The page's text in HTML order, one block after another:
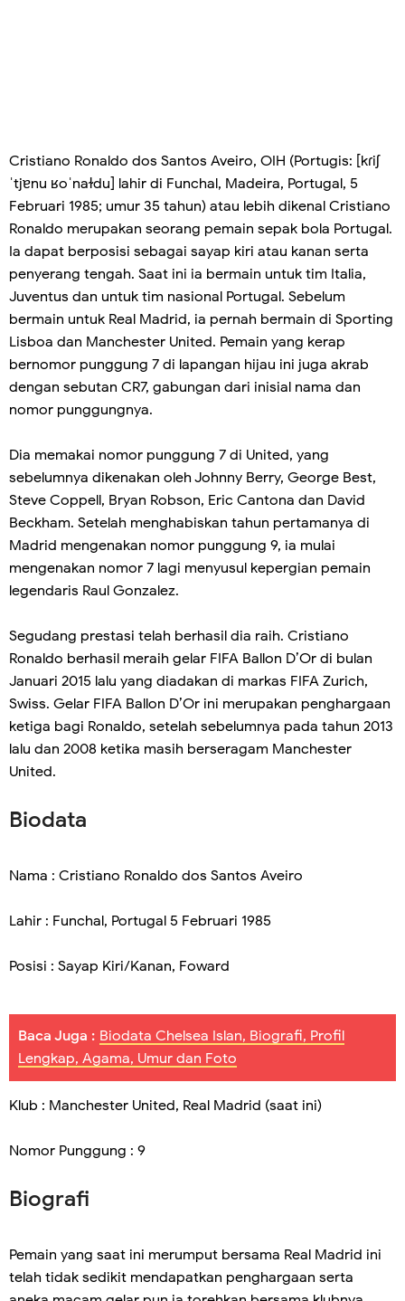
Cristiano Ronaldo dos Santos Aveiro, OIH (Portugis: [kɾiʃ
ˈtjɐnu ʁoˈnaɫdu] lahir di Funchal, Madeira, Portugal, 5
Februari 1985; umur 35 tahun) atau lebih dikenal Cristiano
Ronaldo merupakan seorang pemain sepak bola Portugal.
Ia dapat berposisi sebagai sayap kiri atau kanan serta
penyerang tengah. Saat ini ia bermain untuk tim Italia,
Juventus dan untuk tim nasional Portugal. Sebelum
bermain untuk Real Madrid, ia pernah bermain di Sporting
Lisboa dan Manchester United. Pemain yang kerap
bernomor punggung 7 di lapangan hijau ini juga akrab
dengan sebutan CR7, gabungan dari inisial nama dan
nomor punggungnya.
Dia memakai nomor punggung 7 di United, yang
sebelumnya dikenakan oleh Johnny Berry, George Best,
Steve Coppell, Bryan Robson, Eric Cantona dan David
Beckham. Setelah menghabiskan tahun pertamanya di
Madrid mengenakan nomor punggung 9, ia mulai
mengenakan nomor 7 lagi menyusul kepergian pemain
legendaris Raul Gonzalez.
Segudang prestasi telah berhasil dia raih. Cristiano
Ronaldo berhasil meraih gelar FIFA Ballon D’Or di bulan
Januari 2015 lalu yang diadakan di markas FIFA Zurich,
Swiss. Gelar FIFA Ballon D’Or ini merupakan penghargaan
ketiga bagi Ronaldo, setelah sebelumnya pada tahun 2013
lalu dan 2008 ketika masih berseragam Manchester
United.
Biodata
Nama : Cristiano Ronaldo dos Santos Aveiro
Lahir : Funchal, Portugal 5 Februari 1985
Posisi : Sayap Kiri/Kanan, Foward
Baca Juga : Biodata Chelsea Islan, Biografi, Profil
Lengkap, Agama, Umur dan Foto
Klub : Manchester United, Real Madrid (saat ini)
Nomor Punggung : 9
Biografi
Pemain yang saat ini merumput bersama Real Madrid ini
telah tidak sedikit mendapatkan penghargaan serta